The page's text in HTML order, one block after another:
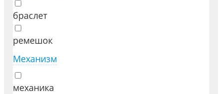
браслет
ремешок
Механизм
механика